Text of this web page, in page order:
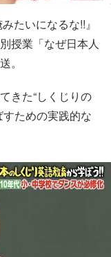
たいになるな!!』
授業「なぜ日本人
。
きた“しくじりの
ための実践的な